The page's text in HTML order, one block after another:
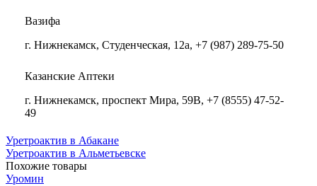
Вазифа
г. Нижнекамск, Студенческая, 12а, +7 (987) 289-75-50
Казанские Аптеки
г. Нижнекамск, проспект Мира, 59В, +7 (8555) 47-52-
49
Уретроактив в Абакане
Уретроактив в Альметьевске
Похожие товары
Уромин